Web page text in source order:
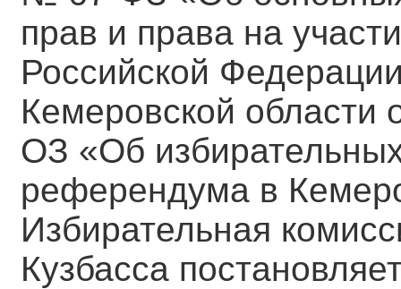
прав и права на
Российской
Кемеровской
ОЗ «Об
референдума в
Избирательная
Кузбасса